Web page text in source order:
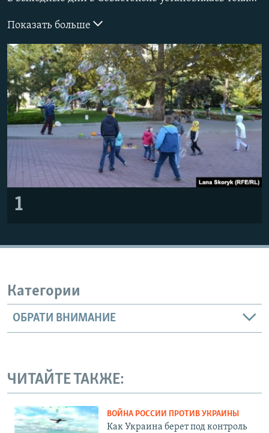
ELIFBE
УКРАИНСКАЯ ПРОБЛЕМА КРЫМА
Все сайты RFE/RL
Показать больше
1
Категории
ОБРАТИ ВНИМАНИЕ
ЧИТАЙТЕ ТАКЖЕ:
ВОЙНА РОССИИ ПРОТИВ УКРАИНЫ
Как Украина берет под контроль